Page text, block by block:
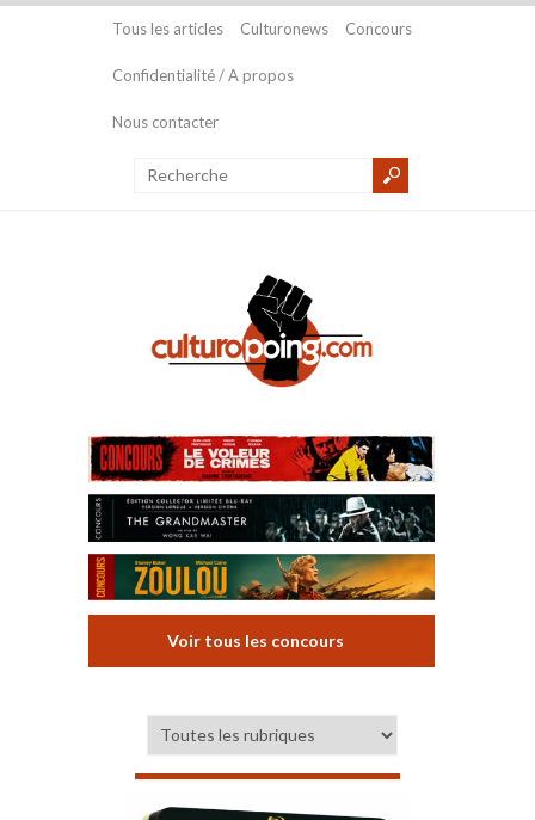
Tous les articles Culturonews Concours
Confidentialité / A propos
Nous contacter
Voir tous les concours